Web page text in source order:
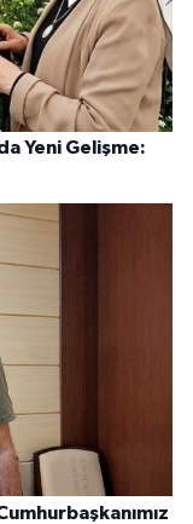
Yeni Gelişme: